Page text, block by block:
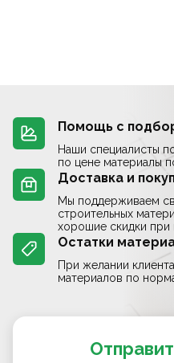
Помощь с
Наши специалисты
по цене материалы
Доставка и
Мы поддерживаем
строительных
хорошие скидки при
Остатки
При желании
материалов по